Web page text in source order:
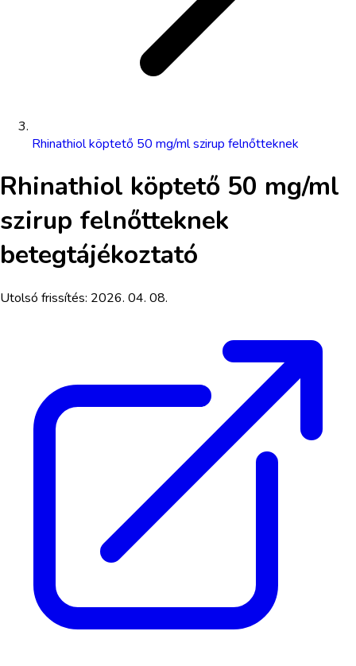
Rhinathiol köptető 50 mg/ml szirup felnőtteknek
Rhinathiol köptető 50 mg/ml
szirup felnőtteknek
betegtájékoztató
Utolsó frissítés: 2026. 04. 08.